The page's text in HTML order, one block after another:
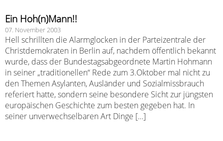
Ein Hoh(n)Mann!!
07. November 2003
Hell schrillten die Alarmglocken in der Parteizentrale der
Christdemokraten in Berlin auf, nachdem öffentlich bekannt
wurde, dass der Bundestagsabgeordnete Martin Hohmann
in seiner „traditionellen“ Rede zum 3.Oktober mal nicht zu
den Themen Asylanten, Ausländer und Sozialmissbrauch
referiert hatte, sondern seine besondere Sicht zur jüngsten
europäischen Geschichte zum besten gegeben hat. In
seiner unverwechselbaren Art Dinge […]